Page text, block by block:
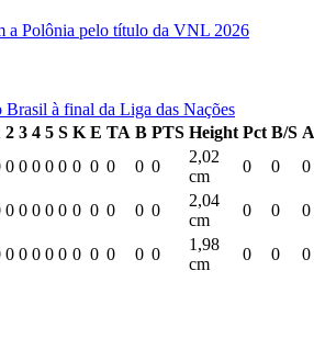
a Polônia pelo título da VNL 2026
Brasil à final da Liga das Nações
2 3 4 5 S K E TA B PTS Height Pct B/S
0 0 0 0 0 0 0 0 0 0
2,02
cm
0 0 0
0 0 0 0 0 0 0 0 0 0
2,04
cm
0 0 0
0 0 0 0 0 0 0 0 0 0
1,98
cm
0 0 0